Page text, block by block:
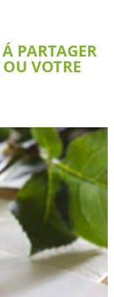
PARTAGER
VOTRE